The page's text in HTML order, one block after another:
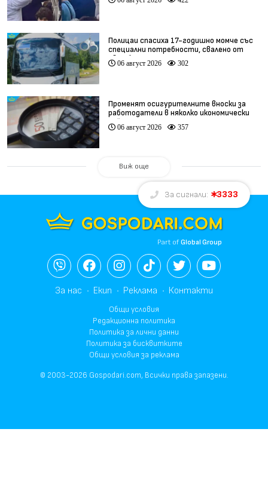
Полицаи спасиха 17-годишно момче със
специални потребности, свалено от
автобус
06 август 2026 302
Променят осигурителните вноски за
работодатели в няколко икономически
дейности
06 август 2026 357
Виж още
За сигнали: 3333
Part ofGlobal Group
За нас Екип Реклама Контакти
Общи условия
Редакционна политика
Политика за лични данни
Политика за бисквитките
Общи условия за реклама
© 2003-2026 Gospodari.com, Всички права запазени.